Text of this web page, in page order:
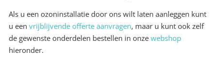
Als u een ozoninstallatie door ons wilt laten aanleggen kunt
u een vrijblijvende offerte aanvragen, maar u kunt ook zelf
de gewenste onderdelen bestellen in onze webshop
hieronder.